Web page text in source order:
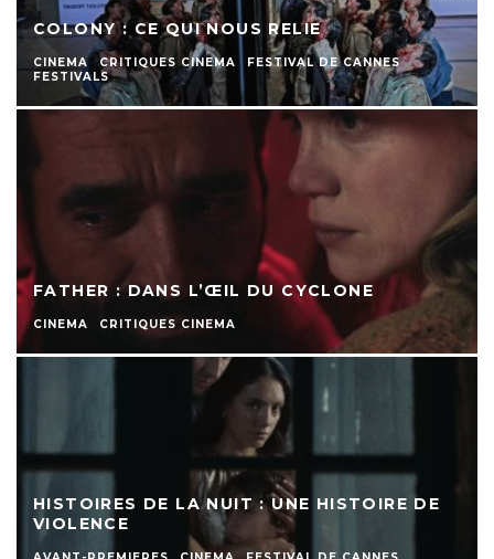
COLONY : CE QUI NOUS RELIE
CINEMA CRITIQUES CINEMA
FESTIVAL DE CANNES
FESTIVALS
FATHER : DANS L’ŒIL DU CYCLONE
CINEMA CRITIQUES CINEMA
HISTOIRES DE LA NUIT : UNE HISTOIRE DE
VIOLENCE